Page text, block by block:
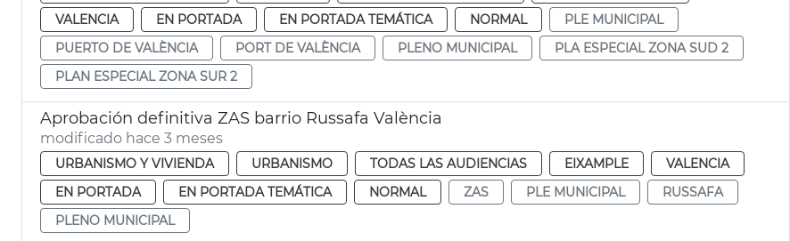
VALENCIA
EN PORTADA EN PORTADA TEMÁTICA NORMAL
PLE MUNICIPAL
PUERTO DE VALÈNCIA
PORT DE VALÈNCIA PLENO MUNICIPAL
PLA ESPECIAL ZONA SUD 2
PLAN ESPECIAL ZONA SUR 2
Aprobación definitiva ZAS barrio Russafa València
modificado hace 3 meses
URBANISMO Y VIVIENDA URBANISMO TODAS LAS AUDIENCIAS EIXAMPLE
VALENCIA
EN PORTADA
EN PORTADA TEMÁTICA NORMAL ZAS PLE MUNICIPAL
RUSSAFA
PLENO MUNICIPAL